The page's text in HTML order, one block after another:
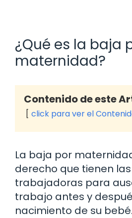
¿Qué es la baja
maternidad?
Contenido de este
click para ver el
La baja por
derecho que tienen
trabajadoras para
trabajo antes y
nacimiento de su bebé.